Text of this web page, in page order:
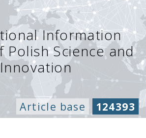
Information
Polish Science and
Innovation
Article base 124393